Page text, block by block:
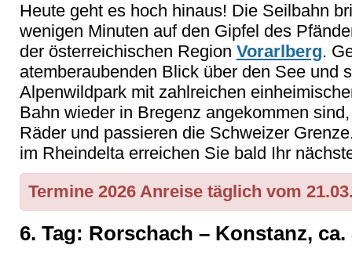
Heute geht es hoch hinaus! Die Seilbahn
wenigen Minuten auf den Gipfel des
der österreichischen Region Vorarlberg.
atemberaubenden Blick über den See und
Alpenwildpark mit zahlreichen
Bahn wieder in Bregenz angekommen
Räder und passieren die Schweizer
im Rheindelta erreichen Sie bald Ihr
Termine 2026 Anreise täglich vom
6. Tag: Rorschach – Konstanz, ca.